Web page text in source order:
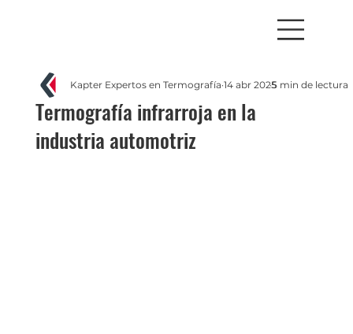
Termografía infrarroja en la
industria automotriz
Kapter Expertos en Termografía 14 abr 20255 min de lectura